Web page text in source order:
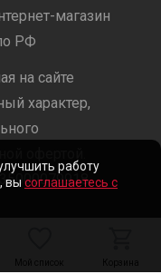
Мой список Корзина
магазин
РФ
на сайте
характер,
работу
вы соглашаетесь с